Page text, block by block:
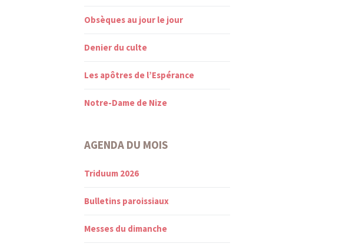
Obsèques au jour le jour
Denier du culte
Les apôtres de l’Espérance
Notre-Dame de Nize
AGENDA DU MOIS
Triduum 2026
Bulletins paroissiaux
Messes du dimanche